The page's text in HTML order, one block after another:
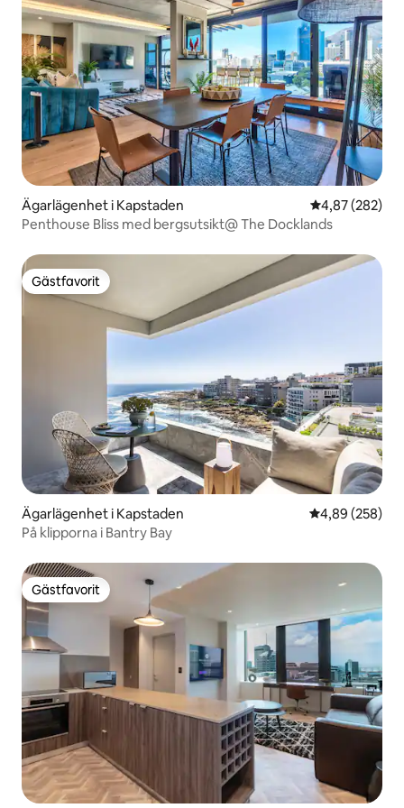
Ägarlägenhet i Kapstaden 4,87 av 5 i
4,87 (282)
Penthouse Bliss med bergsutsikt@ The Docklands
Gästfavorit
Gästfavorit
Ägarlägenhet i Kapstaden 4,89 av 5 i
4,89 (258)
På klipporna i Bantry Bay
Gästfavorit
Gästfavorit